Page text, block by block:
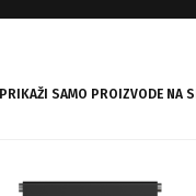
PRIKAŽI SAMO PROIZVODE NA